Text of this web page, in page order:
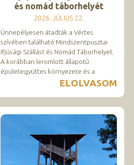
és nomád táborhelyét
2026. JÚLIUS 22.
Ünnepélyesen átadták a Vértes
szívében található Mindszentpusztai
Ifjúsági Szállást és Nomád Táborhelyet.
A korábban leromlott állapotú
épületegyüttes környezete és a
ELOLVASOM